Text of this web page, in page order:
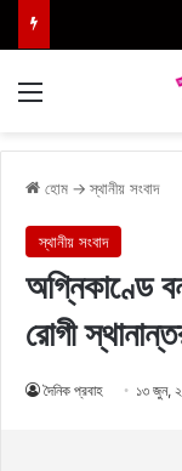
হোম → স্থানীয় সংবাদ
স্থানীয় সংবাদ
অগ্নিকাণ্ডে
রোগী
দৈনিক প্রবাহ ১৩ জুন,